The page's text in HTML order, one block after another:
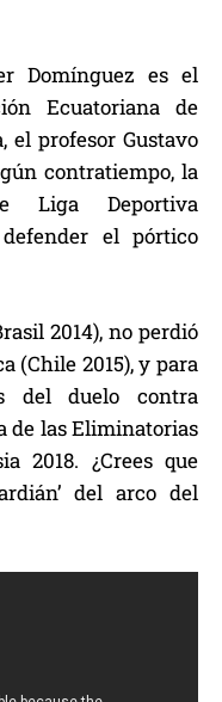
Domínguez es el
Ecuatoriana de
el profesor Gustavo
contratiempo, la
Liga Deportiva
el pórtico
2014), no perdió
(Chile 2015), y para
del duelo contra
de las Eliminatorias
2018. ¿Crees que
del arco del